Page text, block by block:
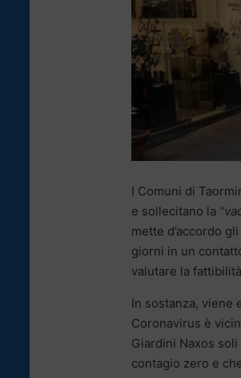
I Comuni di
e sollecitano la
mette d’accordo
giorni in un
valutare la
In sostanza, viene
Coronavirus è
Giardini Naxos
contagio zero e